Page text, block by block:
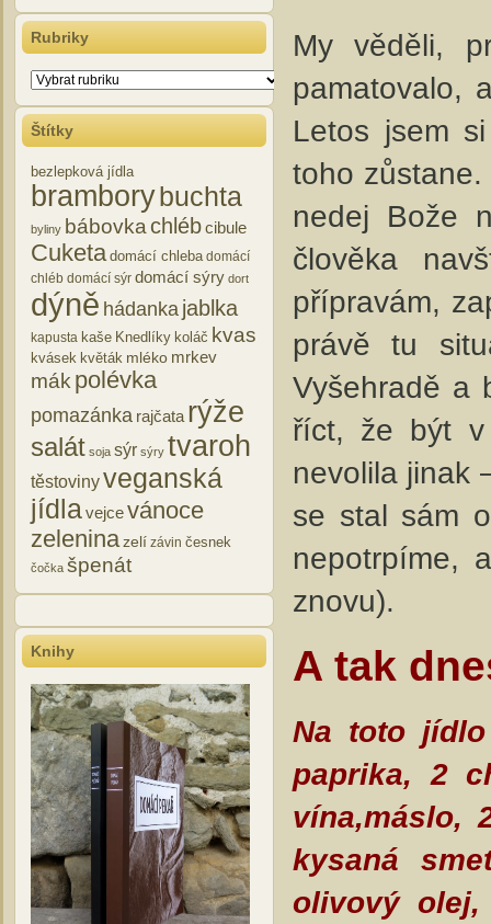
Rubriky
Rubriky
Štítky
bezlepková jídla
brambory buchta
byliny bábovkachlébcibule
Cuketa domácí chleba domácí
chléb domácí sýr domácí sýry dort
dýně hádanka jablka
kapusta kaše Knedlíky koláč kvas
kvásek květák mléko mrkev
mákpolévka
pomazánka rajčata rýže
salát soja sýr sýry tvaroh
těstovinyveganská
jídlavejcevánoce
zeleninazelí závin česnek
čočka špenát
Knihy
My věděli,
pamatovalo,
Letos jsem
toho
nedej Bože
člověka
přípravám,
právě tu
Vyšehradě a
říct, že být v
nevolila jinak
se stal sám
nepotrpíme,
znovu).
A tak
Na toto
paprika, 2
vína,máslo,
kysaná
olivový olej,